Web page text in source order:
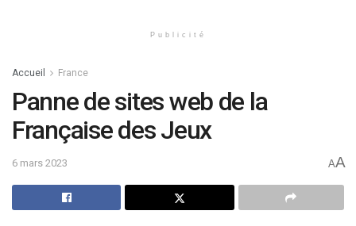
Publicité
Accueil France
Panne de sites web de la
Française des Jeux
6 mars 2023 AA